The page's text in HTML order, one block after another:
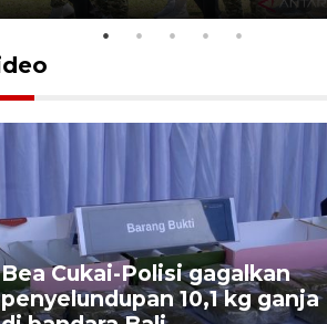
Bea Cukai-Polisi gagalkan
penyelundupan 10,1 kg ganja